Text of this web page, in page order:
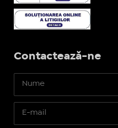
Contactează-ne